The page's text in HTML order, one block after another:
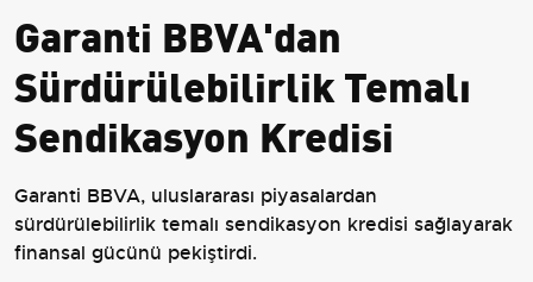
Garanti BBVA'dan
Sürdürülebilirlik Temalı
Sendikasyon Kredisi
Garanti BBVA, uluslararası piyasalardan
sürdürülebilirlik temalı sendikasyon kredisi sağlayarak
finansal gücünü pekiştirdi.